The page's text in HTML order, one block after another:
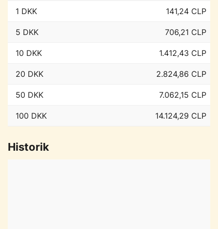
1 DKK 141,24 CLP
5 DKK 706,21 CLP
10 DKK 1.412,43 CLP
20 DKK 2.824,86 CLP
50 DKK 7.062,15 CLP
100 DKK 14.124,29 CLP
Historik